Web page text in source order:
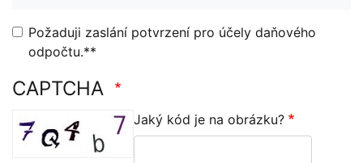
Požaduji zaslání potvrzení pro účely daňového
odpočtu.**
CAPTCHA
Jaký kód je na obrázku?